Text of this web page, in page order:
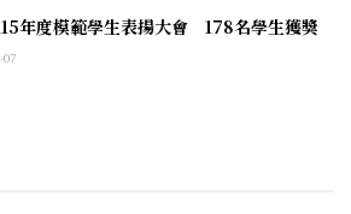
年度模範學生表揚大會 178名學生獲獎
07